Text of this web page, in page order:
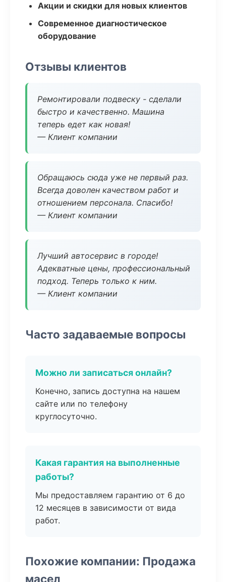
Акции и скидки для новых клиентов
Современное диагностическое
оборудование
Отзывы клиентов
Ремонтировали подвеску - сделали
быстро и качественно. Машина
теперь едет как новая!
— Клиент компании
Обращаюсь сюда уже не первый раз.
Всегда доволен качеством работ и
отношением персонала. Спасибо!
— Клиент компании
Лучший автосервис в городе!
Адекватные цены, профессиональный
подход. Теперь только к ним.
— Клиент компании
Часто задаваемые вопросы
Можно ли записаться онлайн?
Конечно, запись доступна на нашем
сайте или по телефону
круглосуточно.
Какая гарантия на выполненные
работы?
Мы предоставляем гарантию от 6 до
12 месяцев в зависимости от вида
работ.
Похожие компании: Продажа
масел